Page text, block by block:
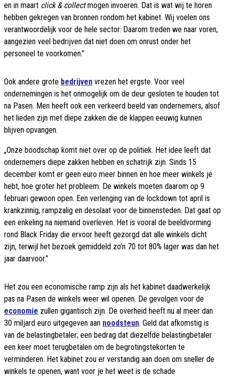
en in maart click & collectmogen invoeren. Dat is wat wij te horen
hebben gekregen van bronnen rondom het kabinet. Wij voelen ons
verantwoordelijk voor de hele sector. Daarom treden we naar voren,
aangezien veel bedrijven dat niet doen om onrust onder het
personeel te voorkomen.”
Ook andere grote bedrijven vrezen het ergste. Voor veel
ondernemingen is het onmogelijk om de deur gesloten te houden tot
na Pasen. Men heeft ook een verkeerd beeld van ondernemers, alsof
het lieden zijn met diepe zakken die de klappen eeuwig kunnen
blijven opvangen.
„Onze boodschap komt niet over op de politiek. Het idee leeft dat
ondernemers diepe zakken hebben en schatrijk zijn. Sinds 15
december komt er geen euro meer binnen en hoe meer winkels je
hebt, hoe groter het probleem. De winkels moeten daarom op 9
februari gewoon open. Een verlenging van de lockdown tot april is
krankzinnig, rampzalig en desolaat voor de binnensteden. Dat gaat op
een enkeling na niemand overleven. Het is vooral de beeldvorming
rond Black Friday die ervoor heeft gezorgd dat alle winkels dicht
zijn, terwijl het bezoek gemiddeld zo’n 70 tot 80% lager was dan het
jaar daarvoor.”
Het zou een economische ramp zijn als het kabinet daadwerkelijk
pas na Pasen de winkels weer wil openen. De gevolgen voor de
economie zullen gigantisch zijn. De overheid heeft nu al meer dan
30 miljard euro uitgegeven aan noodsteun. Geld dat afkomstig is
van de belastingbetaler; een bedrag dat diezelfde belastingbetaler
een keer moet terugbetalen om de begrotingstekorten te
verminderen. Het kabinet zou er verstandig aan doen om sneller de
winkels te openen, want voor je het weet is de schade